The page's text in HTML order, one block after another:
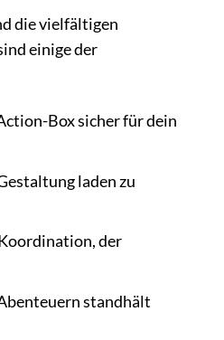
die vielfältigen
einige der
Box sicher für dein
laden zu
der
standhält